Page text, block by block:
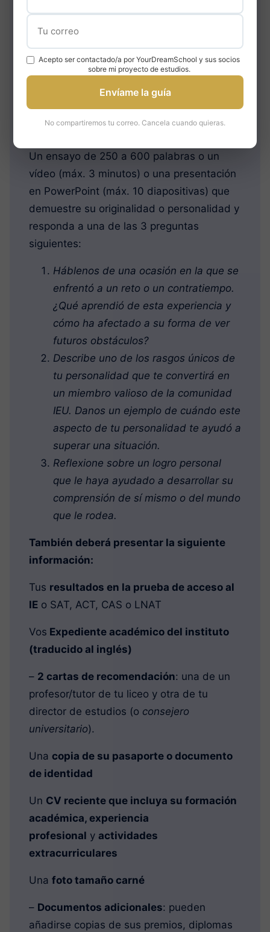
Un ensayo de 250 a 600 palabras o un
vídeo (máx. 3 minutos) o una presentación
en PowerPoint (máx. 10 diapositivas) que
demuestre su originalidad o personalidad y
responda a una de las 3 preguntas
siguientes:
Háblenos de una ocasión en la que se
enfrentó a un reto o un contratiempo.
¿Qué aprendió de esta experiencia y
cómo ha afectado a su forma de ver
futuros obstáculos?
Describe uno de los rasgos únicos de
tu personalidad que te convertirá en
un miembro valioso de la comunidad
IEU. Danos un ejemplo de cuándo este
aspecto de tu personalidad te ayudó a
superar una situación.
Reflexione sobre un logro personal
que le haya ayudado a desarrollar su
comprensión de sí mismo o del mundo
que le rodea.
También deberá presentar la siguiente
información:
Tus resultados en la prueba de acceso al
IE o SAT, ACT, CAS o LNAT
Vos Expediente académico del instituto
(traducido al inglés)
– 2 cartas de recomendación: una de un
profesor/tutor de tu liceo y otra de tu
director de estudios (o consejero
universitario).
Una copia de su pasaporte o documento
de identidad
Un CV reciente que incluya su formación
académica, experiencia
profesional y actividades
extracurriculares
Una foto tamaño carné
– Documentos adicionales: pueden
añadirse copias de sus premios, diplomas
Acepto ser contactado/a por YourDreamSchool y sus socios
sobre mi proyecto de estudios.
Envíame la guía
No compartiremos tu correo. Cancela cuando quieras.